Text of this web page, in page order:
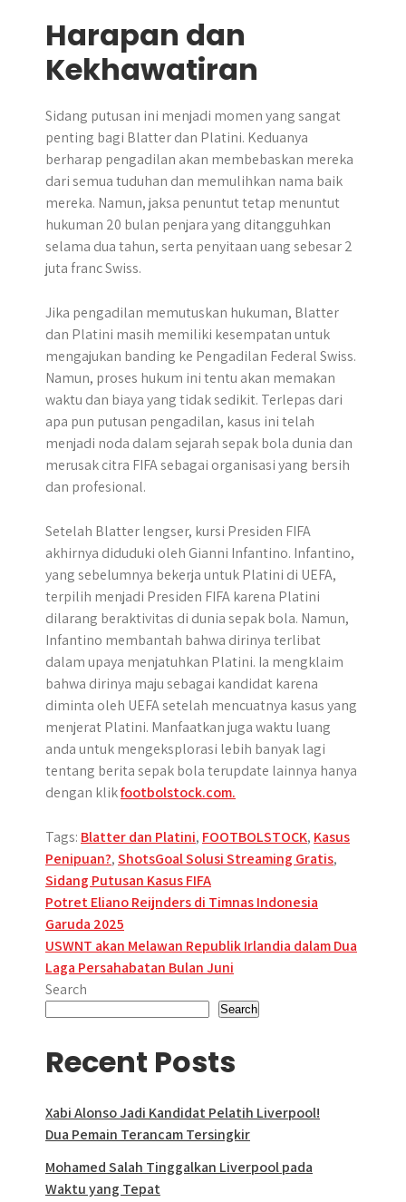
Harapan dan
Kekhawatiran
Sidang putusan ini menjadi momen yang sangat
penting bagi Blatter dan Platini. Keduanya
berharap pengadilan akan membebaskan mereka
dari semua tuduhan dan memulihkan nama baik
mereka. Namun, jaksa penuntut tetap menuntut
hukuman 20 bulan penjara yang ditangguhkan
selama dua tahun, serta penyitaan uang sebesar 2
juta franc Swiss.
Jika pengadilan memutuskan hukuman, Blatter
dan Platini masih memiliki kesempatan untuk
mengajukan banding ke Pengadilan Federal Swiss.
Namun, proses hukum ini tentu akan memakan
waktu dan biaya yang tidak sedikit. Terlepas dari
apa pun putusan pengadilan, kasus ini telah
menjadi noda dalam sejarah sepak bola dunia dan
merusak citra FIFA sebagai organisasi yang bersih
dan profesional.
Setelah Blatter lengser, kursi Presiden FIFA
akhirnya diduduki oleh Gianni Infantino. Infantino,
yang sebelumnya bekerja untuk Platini di UEFA,
terpilih menjadi Presiden FIFA karena Platini
dilarang beraktivitas di dunia sepak bola. Namun,
Infantino membantah bahwa dirinya terlibat
dalam upaya menjatuhkan Platini. Ia mengklaim
bahwa dirinya maju sebagai kandidat karena
diminta oleh UEFA setelah mencuatnya kasus yang
menjerat Platini. Manfaatkan juga waktu luang
anda untuk mengeksplorasi lebih banyak lagi
tentang berita sepak bola terupdate lainnya hanya
dengan klikfootbolstock.com.
Tags: Blatter dan Platini, FOOTBOLSTOCK, Kasus
Penipuan?,ShotsGoal Solusi Streaming Gratis,
Sidang Putusan Kasus FIFA
Post
navigation
Potret Eliano Reijnders di Timnas Indonesia
Garuda 2025
USWNT akan Melawan Republik Irlandia dalam Dua
Laga Persahabatan Bulan Juni
Search
Search
Recent Posts
Xabi Alonso Jadi Kandidat Pelatih Liverpool!
Dua Pemain Terancam Tersingkir
Mohamed Salah Tinggalkan Liverpool pada
Waktu yang Tepat